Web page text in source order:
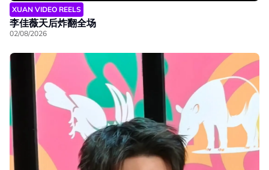
XUAN VIDEO REELS
李佳薇天后炸翻全场
02/08/2026